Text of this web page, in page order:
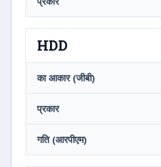
HDD
का आकार (जीबी)
प्रकार
गति (आरपीएम)